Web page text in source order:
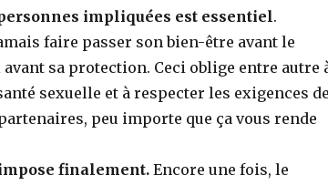
impliquées est essentiel.
faire passer son bien-être avant le
sa protection. Ceci oblige entre autre
sexuelle et à respecter les exigences de
peu importe que ça vous rende
finalement.Encore une fois, le